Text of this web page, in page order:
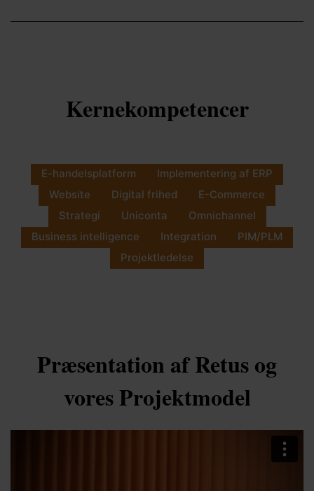
Kerne­kompetencer
E-handelsplatform
Implementering af ERP
Website
Digital frihed
E-Commerce
Strategi
Uniconta
Omnichannel
Business intelligence
Integration
PIM/PLM
Projektledelse
Præsentation af Retus og
vores Projektmodel